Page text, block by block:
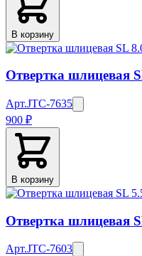
В корзину
Отвертка шлицевая
Арт.JTC-7635
900 ₽
В корзину
Отвертка шлицевая
Арт.JTC-7603